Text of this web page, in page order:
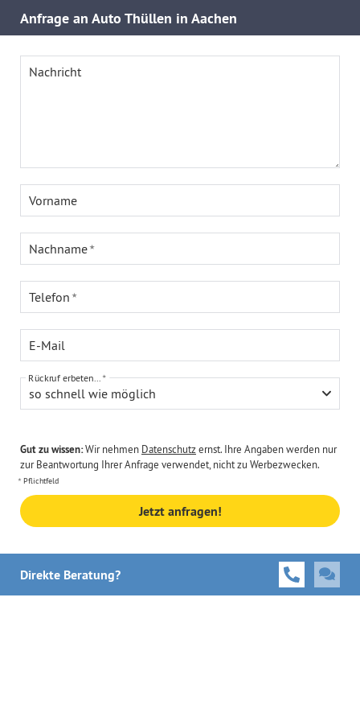
Anfrage an Auto Thüllen in Aachen
Nachricht
Vorname
Nachname
Telefon
E-Mail
so schnell wie möglich
Rückruf erbeten...
Gut zu wissen:Wir nehmen Datenschutzernst. Ihre Angaben werden nur
zur Beantwortung Ihrer Anfrage verwendet, nicht zu Werbezwecken.
Pflichtfeld
Jetzt anfragen!
Direkte Beratung?